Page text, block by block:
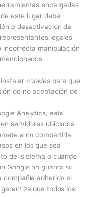
encargadas
este lugar debe
o desactivación de
legales
incorrecta manipulación
instalarcookies para que
de no aceptación de
Analytics, esta
en servidores ubicados
a no compartirla
en los que sea
del sistema o cuando
Google no guarda su
compañía adherida al
que todos los